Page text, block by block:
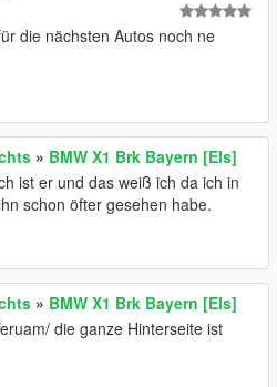
die nächsten Autos noch ne
» BMW X1 Brk Bayern [Els]
ist er und das weiß ich da ich in
schon öfter gesehen habe.
» BMW X1 Brk Bayern [Els]
die ganze Hinterseite ist